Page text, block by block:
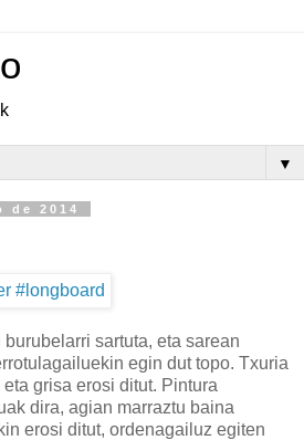
▼
de 2014
sartuta, eta sarean
egin dut topo. Txuria
grisa erosi ditut. Pintura
dira, agian marraztu baina
erosi ditut, ordenagailuz egiten